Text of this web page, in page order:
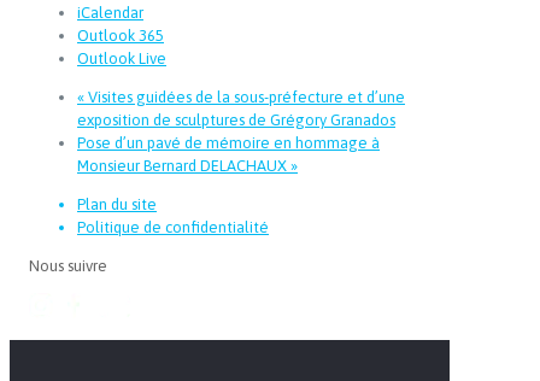
iCalendar
Outlook 365
Outlook Live
« Visites guidées de la sous-préfecture et d’une
exposition de sculptures de Grégory Granados
Pose d’un pavé de mémoire en hommage à
Monsieur Bernard DELACHAUX »
Plan du site
Politique de confidentialité
Nous suivre